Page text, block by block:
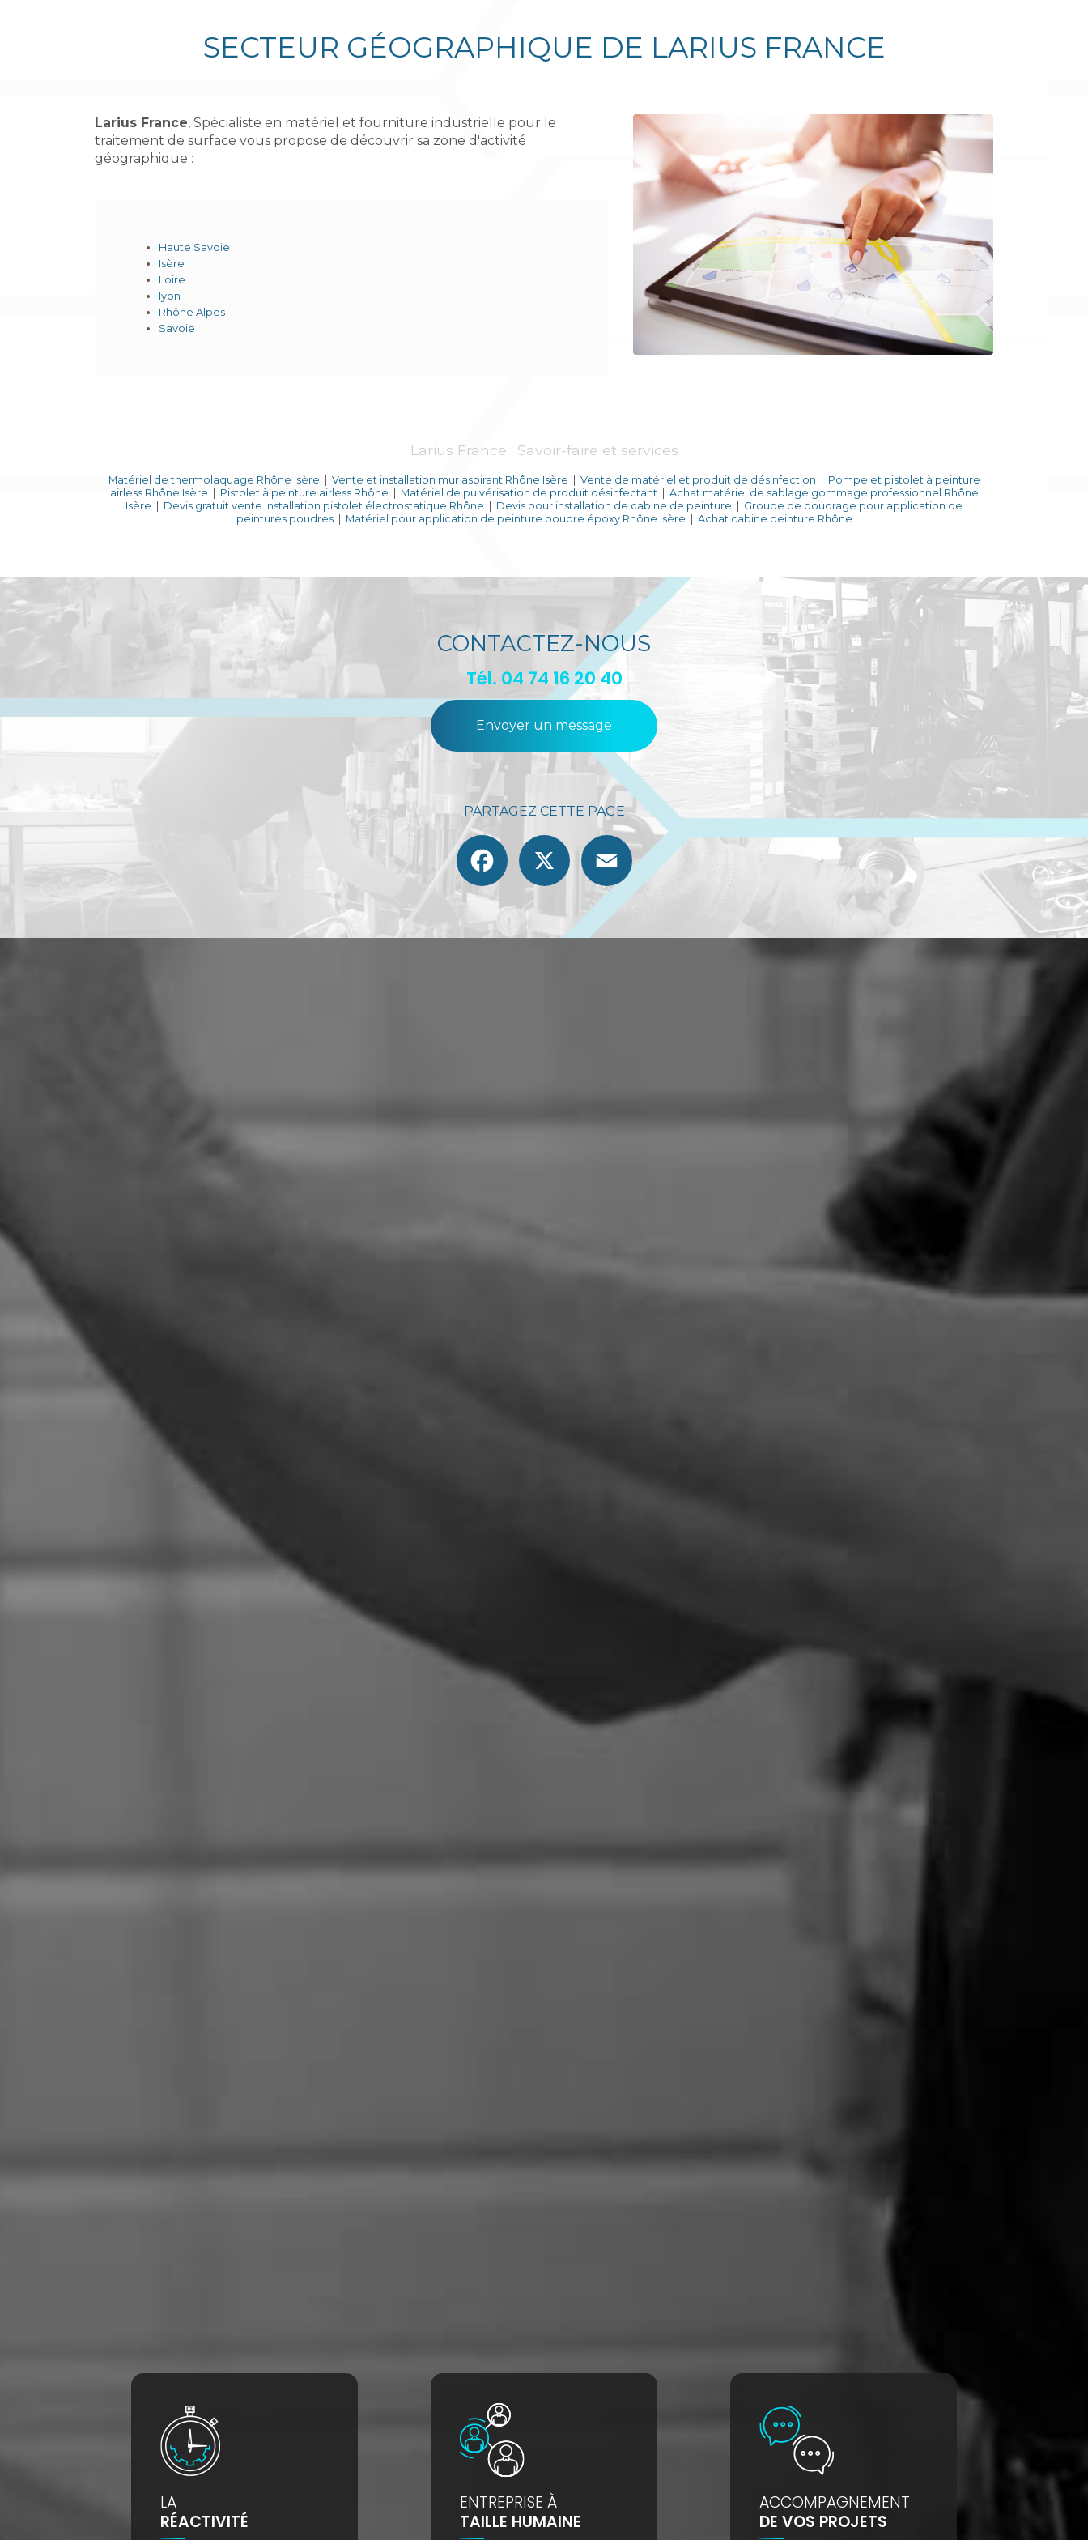
SECTEUR GÉOGRAPHIQUE DE LARIUS FRANCE
Larius France, Spécialiste en matériel et fourniture industrielle pour le
traitement de surface vous propose de découvrir sa zone d'activité
géographique :
Haute Savoie
Isère
Loire
lyon
Rhône Alpes
Savoie
Larius France : Savoir-faire et services
Matériel de thermolaquage Rhône Isère Vente et installation mur aspirant Rhône Isère Vente de matériel et produit de désinfection
Pompe et pistolet à peinture
airless Rhône Isère
Pistolet à peinture airless Rhône Matériel de pulvérisation de produit désinfectant
Achat matériel de sablage gommage professionnel Rhône
Isère
Devis gratuit vente installation pistolet électrostatique Rhône Devis pour installation de cabine de peinture
Groupe de poudrage pour application de
peintures poudres| Matériel pour application de peinture poudre époxy Rhône Isère Achat cabine peinture Rhône
CONTACTEZ-NOUS
Tél. 04 74 16 20 40
Envoyer un message
PARTAGEZ CETTE PAGE
Facebook
Email
LA
RÉACTIVITÉ
ENTREPRISE À
TAILLE HUMAINE
ACCOMPAGNEMENT
DE VOS PROJETS